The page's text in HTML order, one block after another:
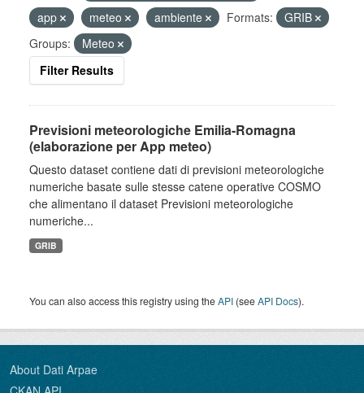
app
meteo ambiente Formats:
GRIB
Groups:
Meteo
Filter Results
Previsioni meteorologiche Emilia-Romagna
(elaborazione per App meteo)
Questo dataset contiene dati di previsioni meteorologiche
numeriche basate sulle stesse catene operative COSMO
che alimentano il dataset Previsioni meteorologiche
numeriche...
GRIB
You can also access this registry using theAPI (seeAPI Docs).
About Dati Arpae